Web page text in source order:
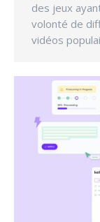
des jeux
volonté de
vidéos